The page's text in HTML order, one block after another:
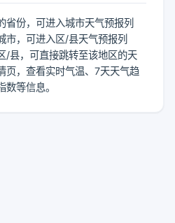
省份，可进入城市天气预报列
市，可进入区/县天气预报列
/县，可直接跳转至该地区的天
页，查看实时气温、7天天气趋
数等信息。